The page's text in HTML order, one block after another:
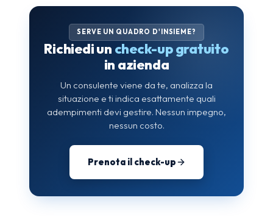
SERVE UN QUADRO D'INSIEME?
Richiedi un check-up gratuito
in azienda
Un consulente viene da te, analizza la
situazione e ti indica esattamente quali
adempimenti devi gestire. Nessun impegno,
nessun costo.
Prenota il check-up